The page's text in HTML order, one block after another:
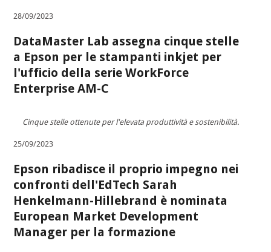
28/09/2023
DataMaster Lab assegna cinque stelle
a Epson per le stampanti inkjet per
l'ufficio della serie WorkForce
Enterprise AM-C
Cinque stelle ottenute per l'elevata produttività e sostenibilità.
25/09/2023
Epson ribadisce il proprio impegno nei
confronti dell'EdTech Sarah
Henkelmann-Hillebrand è nominata
European Market Development
Manager per la formazione